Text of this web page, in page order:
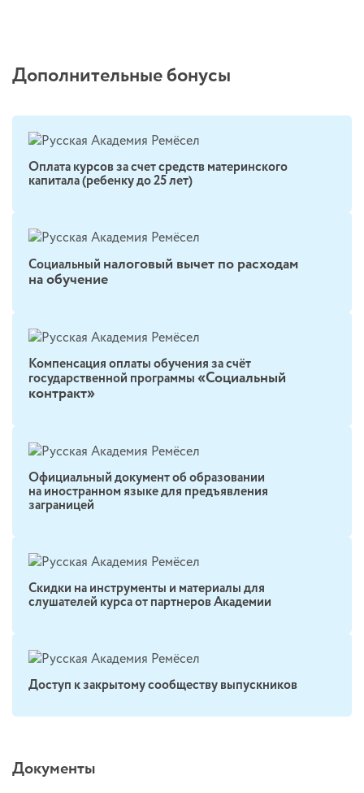
Дополнительные бонусы
Оплата курсов за счет средств материнского
капитала (ребенку до 25 лет)
Социальный налоговый вычет по расходам
на обучение
Компенсация оплаты обучения за счёт
государственной программы«Социальный
контракт»
Официальный документ об образовании
на иностранном языке для предъявления
заграницей
Скидки на инструменты и материалы для
слушателей курса от партнеров Академии
Доступ к закрытому сообществу выпускников
Документы